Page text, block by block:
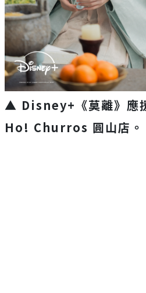
▲ Disney+《莫離》應
Ho! Churros 圓山店。